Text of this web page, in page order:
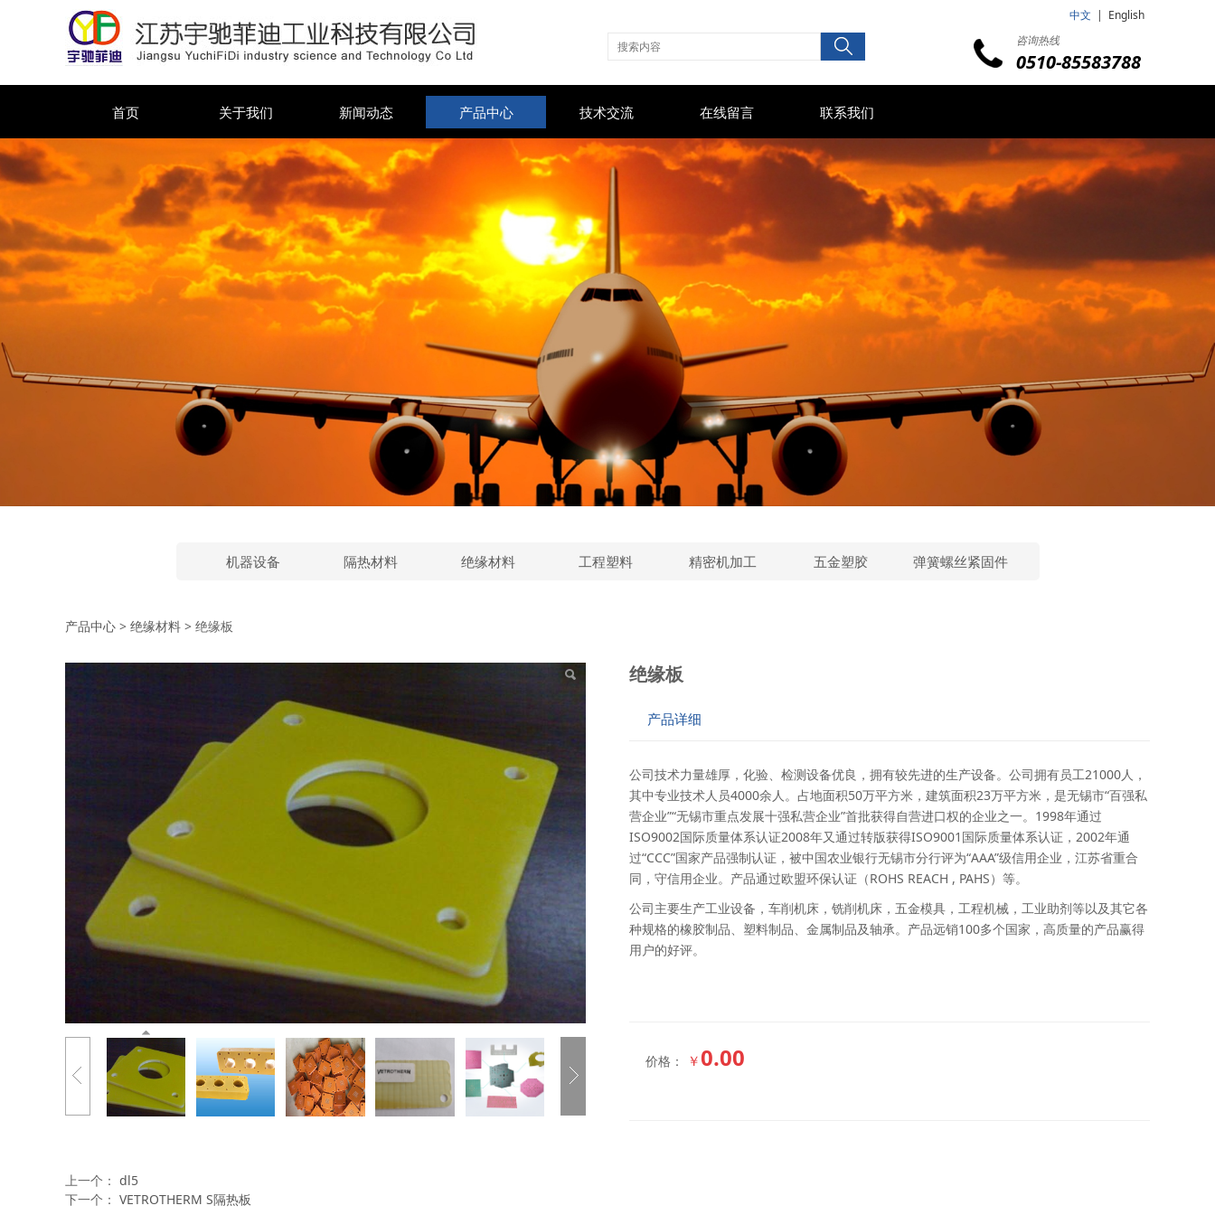
中文 | English
咨询热线
0510-85583788
首页 关于我们 新闻动态 产品中心 技术交流 在线留言 联系我们
机器设备 隔热材料 绝缘材料 工程塑料 精密机加工 五金塑胶 弹簧螺丝紧固件
绝缘板
产品中心 > 绝缘材料 > 绝缘板
绝缘板
产品详细
公司技术力量雄厚，化验、检测设备优良，拥有较先进的生产设备。公司拥有员工21000人，
其中专业技术人员4000余人。占地面积50万平方米，建筑面积23万平方米，是无锡市“百强私
营企业”“无锡市重点发展十强私营企业”首批获得自营进口权的企业之一。1998年通过
ISO9002国际质量体系认证2008年又通过转版获得ISO9001国际质量体系认证，2002年通
过“CCC”国家产品强制认证，被中国农业银行无锡市分行评为“AAA”级信用企业，江苏省重合
同，守信用企业。产品通过欧盟环保认证（ROHS REACH , PAHS）等。
公司主要生产工业设备，车削机床，铣削机床，五金模具，工程机械，工业助剂等以及其它各
种规格的橡胶制品、塑料制品、金属制品及轴承。产品远销100多个国家，高质量的产品赢得
用户的好评。
价格： ￥0.00
上一个： dl5
下一个： VETROTHERM S隔热板